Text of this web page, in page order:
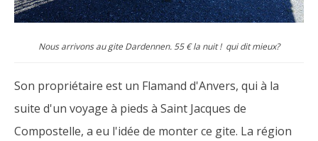
Nous arrivons au gite Dardennen. 55 € la nuit ! qui dit mieux?
Son propriétaire est un Flamand d'Anvers, qui à la
suite d'un voyage à pieds à Saint Jacques de
Compostelle, a eu l'idée de monter ce gite. La région